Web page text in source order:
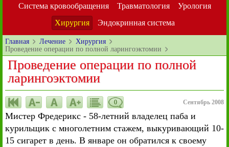
Система кровообращения
Травматология
Урология
Хирургия
Эндокринная система
Главная Лечение
Хирургия
Проведение операции по полной ларингоэктомии
Проведение операции по полной
ларингоэктомии
0 Сентябрь 2008
Мистер Фредерикс - 58-летний владелец паба и
курильщик с многолетним стажем, выкуривающий 10-
15 сигарет в день. В январе он обратился к своему